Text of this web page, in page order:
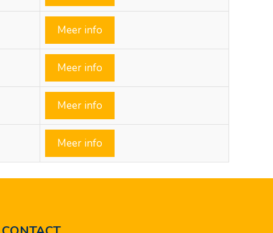
Meer info
Meer info
Meer info
Meer info